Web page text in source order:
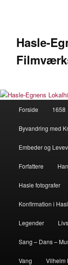
Hasle-
Forside 1658
Byvandring med
Embeder og
Forfattere
Hasle fotografer
Konfirmation i
Legender
Sang – Dans –
Vang Vilhelm